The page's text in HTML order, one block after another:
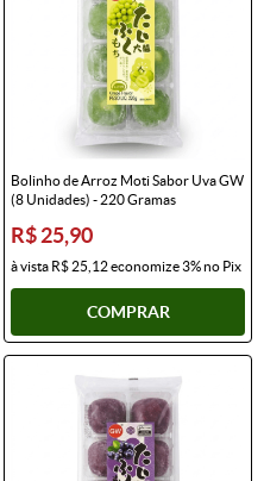
Bolinho de Arroz Moti Sabor Uva GW
(8 Unidades) - 220 Gramas
R$ 25,90
à vista R$ 25,12economize3%no Pix
COMPRAR